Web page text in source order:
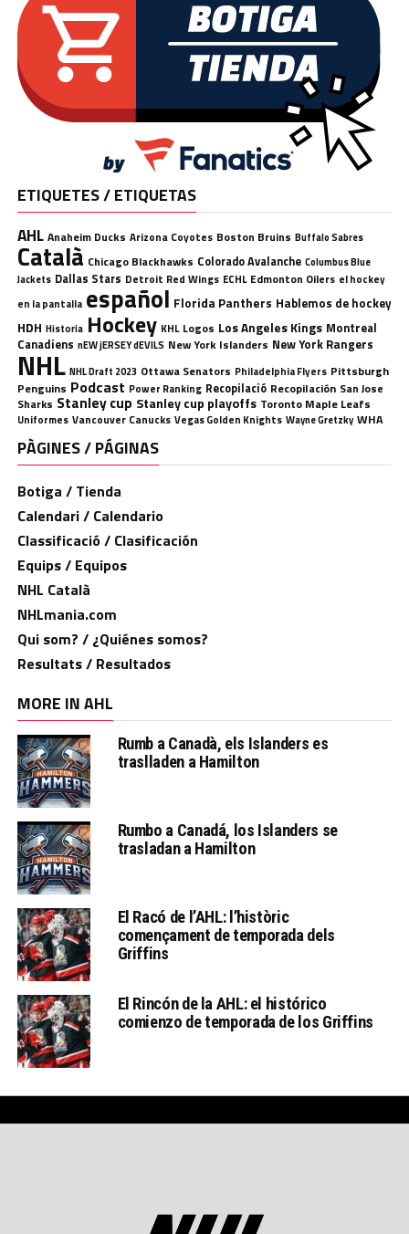
ETIQUETES / ETIQUETAS
AHL Anaheim Ducks Arizona Coyotes Boston Bruins Buffalo Sabres
Català Chicago Blackhawks Colorado Avalanche Columbus Blue
Jackets Dallas Stars Detroit Red Wings ECHL Edmonton Oilers el hockey
en la pantalla español Florida Panthers Hablemos de hockey
HDH Historia Hockey KHL Logos Los Angeles Kings Montreal
Canadiens nEW jERSEY dEVILS New York Islanders New York Rangers
NHL NHL Draft 2023 Ottawa Senators Philadelphia Flyers Pittsburgh
Penguins Podcast Power Ranking Recopilació Recopilación San Jose
Sharks Stanley cup Stanley cup playoffs Toronto Maple Leafs
Uniformes Vancouver Canucks Vegas Golden Knights Wayne Gretzky WHA
PÀGINES / PÁGINAS
Botiga / Tienda
Calendari / Calendario
Classificació / Clasificación
Equips / Equipos
NHL Català
NHLmania.com
Qui som? / ¿Quiénes somos?
Resultats / Resultados
MORE IN AHL
Rumb a Canadà, els Islanders es
traslladen a Hamilton
Rumbo a Canadá, los Islanders se
trasladan a Hamilton
El Racó de l’AHL: l’històric
començament de temporada dels
Griffins
El Rincón de la AHL: el histórico
comienzo de temporada de los Griffins